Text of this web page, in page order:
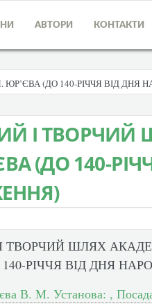
АВТОРИ КОНТАКТИ
(ДО 140-РІЧЧЯ ВІД ДНЯ
І ТВОРЧИЙ
(ДО 140-
ТВОРЧИЙ ШЛЯХ
РІЧЧЯ ВІД ДНЯ
В. М. Установа: ,